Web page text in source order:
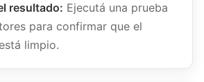
resultado: Ejecutá una prueba
para confirmar que el
limpio.